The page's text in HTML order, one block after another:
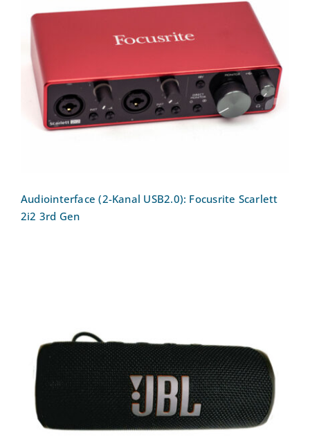
Focusrite Scarlett 2i2 3rd Gen
Audiointerface (2-Kanal USB2.0): Focusrite Scarlett
2i2 3rd Gen
Bluetooth Lautsprecher JBL FLIP 6